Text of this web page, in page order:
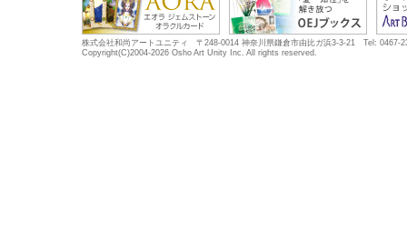
株式会社和尚アートユニティ 〒248-0014 神奈川県鎌倉市由比ガ浜3-3-21 Tel: 0467-
Copyright(C)2004-2026 Osho Art Unity Inc. All rights reserved.